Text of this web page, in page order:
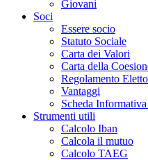
Giovani
Soci
Essere socio
Statuto Sociale
Carta dei Valori
Carta della
Regolamento
Vantaggi
Scheda
Strumenti utili
Calcolo Iban
Calcola il mutuo
Calcolo TAEG